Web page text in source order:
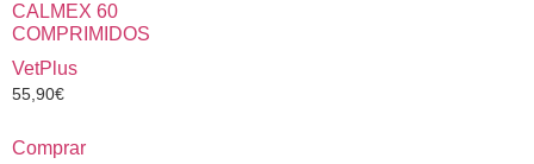
CALMEX 60
COMPRIMIDOS
VetPlus
55,90€
Comprar